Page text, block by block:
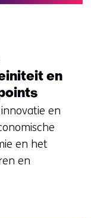
en
en
en het
en